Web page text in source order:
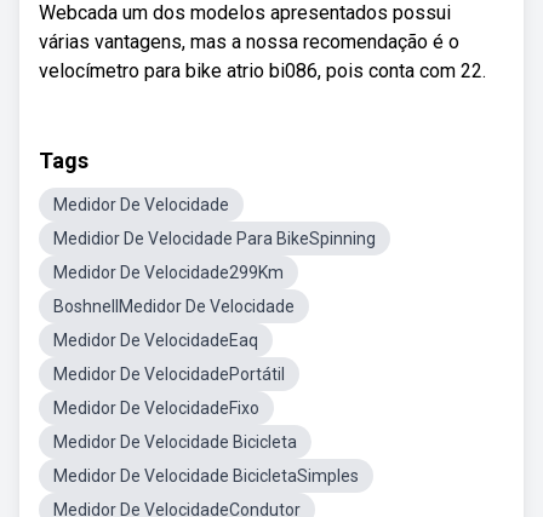
Webcada um dos modelos apresentados possui
várias vantagens, mas a nossa recomendação é o
velocímetro para bike atrio bi086, pois conta com 22.
Tags
Medidor De Velocidade
Medidior De Velocidade Para BikeSpinning
Medidor De Velocidade299Km
BoshnellMedidor De Velocidade
Medidor De VelocidadeEaq
Medidor De VelocidadePortátil
Medidor De VelocidadeFixo
Medidor De Velocidade Bicicleta
Medidor De Velocidade BicicletaSimples
Medidor De VelocidadeCondutor